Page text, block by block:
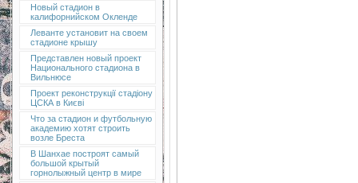
Новый стадион в
калифорнийском Окленде
Леванте установит на своем
стадионе крышу
Представлен новый проект
Национального стадиона в
Вильнюсе
Проект реконструкції стадіону
ЦСКА в Києві
Что за стадион и футбольную
академию хотят строить
возле Бреста
В Шанхае построят самый
большой крытый
горнолыжный центр в мире